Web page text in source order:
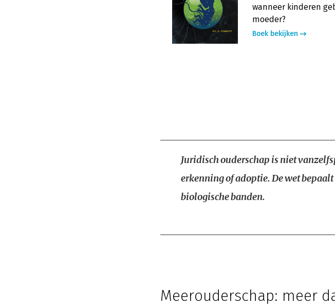
wanneer kinderen
moeder?
Boek bekijken
Juridisch ouderschap is niet
erkenning of adoptie. De wet
biologische banden.
Meerouderschap: meer